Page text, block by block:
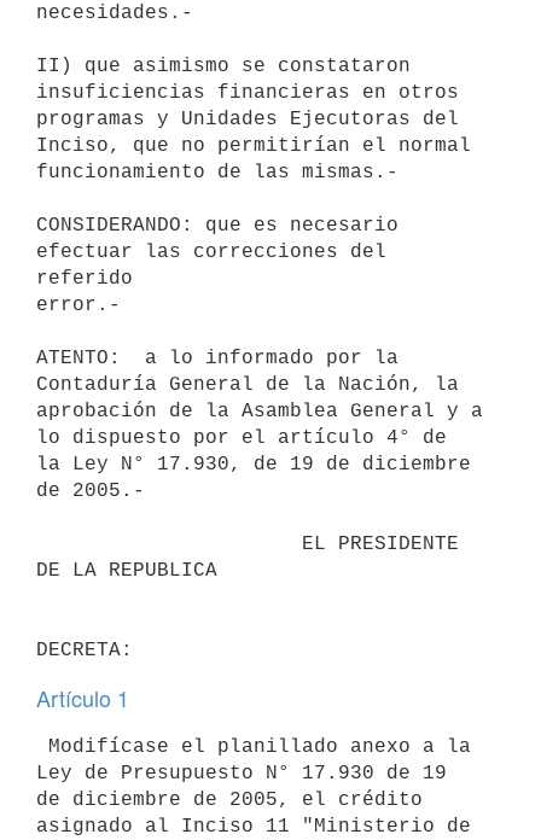
necesidades.-
II) que asimismo se constataron
insuficiencias financieras en otros
programas y Unidades Ejecutoras del
Inciso, que no permitirían el normal
funcionamiento de las mismas.-
CONSIDERANDO: que es necesario
efectuar las correcciones del
referido
error.-
ATENTO:  a lo informado por la
Contaduría General de la Nación, la
aprobación de la Asamblea General y a
lo dispuesto por el artículo 4° de
la Ley N° 17.930, de 19 de diciembre
de 2005.-
DE LA REPUBLICA
Artículo 1
Ley de Presupuesto N° 17.930 de 19
de diciembre de 2005, el crédito
asignado al Inciso 11 "Ministerio de